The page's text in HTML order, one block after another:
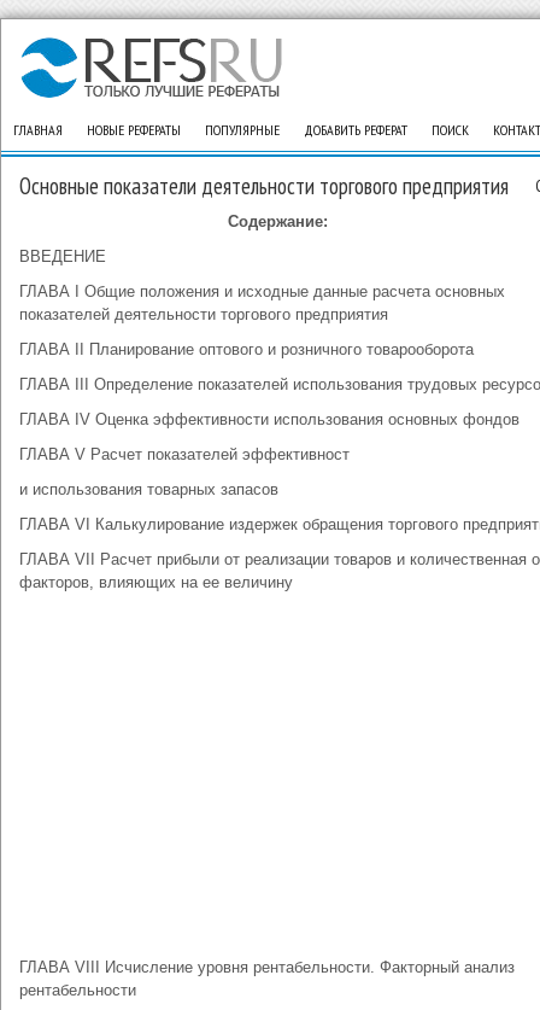
ГЛАВНАЯ НОВЫЕ РЕФЕРАТЫ ПОПУЛЯРНЫЕ ДОБАВИТЬ РЕФЕРАТ ПОИСК
Основные показатели деятельности торгового предприятия
Содержание:
ВВЕДЕНИЕ
ГЛАВА I Общие положения и исходные данные расчета основных
показателей деятельности торгового предприятия
ГЛАВА II Планирование оптового и розничного товарооборота
ГЛАВА III Определение показателей использования трудовых
ГЛАВА IV Оценка эффективности использования основных фондов
ГЛАВА V Расчет показателей эффективност
и использования товарных запасов
ГЛАВА VI Калькулирование издержек обращения торгового
ГЛАВА VII Расчет прибыли от реализации товаров и количественная
факторов, влияющих на ее величину
ГЛАВА VIII Исчисление уровня рентабельности. Факторный анализ
рентабельности